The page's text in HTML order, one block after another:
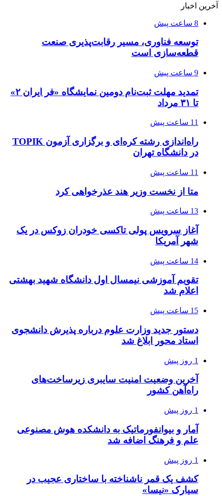
آخرین اخبار
8 ساعت پیش
توسعه فناوری، مسیر رقابت‌پذیری صنعت
قطعه‌سازی است
9 ساعت پیش
تمدید مهلت ثبت‌نام دومین نمایشگاه «فر ایران ۲»
تا ۳۱ مرداد
11 ساعت پیش
راه‌اندازی رشته کره‌ای و برگزاری آزمون TOPIK
در دانشگاه تهران
11 ساعت پیش
متا از نخست وزیر هند عذرخواهی کرد
13 ساعت پیش
آغاز سرویس پولی تاکسی خودران زوکس در یک
شهر آمریکا
14 ساعت پیش
تقویم آموزشی نیمسال اول دانشگاه شهید بهشتی
اعلام شد
15 ساعت پیش
دستور جدید وزارت علوم درباره پذیرش دانشجوی
استاد محور ابلاغ شد
1 روز پیش
آخرین وضعیت امنیت سایبری زیرساخت‌های
راه‌آهن کشور
1 روز پیش
آمار و بیوانفورماتیک به دانشکده هوش مصنوعی
علم و فرهنگ اضافه شد
1 روز پیش
کشف یک قمر ناشناخته با ساختاری عجیب در
سیارک «نیسا»